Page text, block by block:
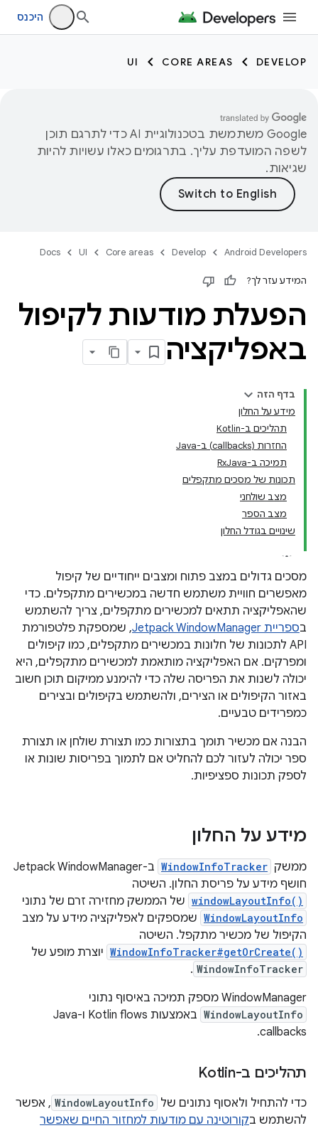
היכנס
DEVELOP
CORE AREAS
UI
‫Google משתמשת בטכנולוגיית AI כדי לתרגם תוכן
לשפה המועדפת עליך. בתרגומים כאלו עשויות להיות
שגיאות.
Android Developers
Develop
Core areas
UI
Docs
המידע עזר לך?
הפעלת מודעות לקיפול
באפליקציה
בדף הזה
מידע על החלון
תהליכים ב-Kotlin
החזרות (callbacks) ב-Java
תמיכה ב-RxJava
תכונות של מסכים מתקפלים
מצב שולחני
מצב הספר
שינויים בגודל החלון
מסכים גדולים במצב פתוח ומצבים ייחודיים של קיפול
מאפשרים חוויית משתמש חדשה במכשירים מתקפלים. כדי
שהאפליקציה תתאים למכשירים מתקפלים, צריך להשתמש
בספריית Jetpack WindowManager
, שמספקת פלטפורמת
API לתכונות של חלונות במכשירים מתקפלים, כמו קיפולים
ומפרקים. אם האפליקציה מותאמת למכשירים מתקפלים, היא
יכולה לשנות את הפריסה שלה כדי להימנע ממיקום תוכן חשוב
באזור הקיפולים או הצירים, ולהשתמש בקיפולים ובצירים
כמפרידים טבעיים.
הבנה אם מכשיר תומך בתצורות כמו תצורת שולחן או תצורת
ספר יכולה לעזור לכם להחליט אם לתמוך בפריסות שונות או
לספק תכונות ספציפיות.
מידע על החלון
ממשק WindowInfoTracker
ב-Jetpack WindowManager
חושף מידע על פריסת החלון. השיטה
windowLayoutInfo() של הממשק מחזירה זרם של נתוני
WindowLayoutInfo שמספקים לאפליקציה מידע על מצב
הקיפול של מכשיר מתקפל. השיטה
WindowInfoTracker#getOrCreate() יוצרת מופע של
WindowInfoTracker
.
‫WindowManager מספק תמיכה באיסוף נתוני
WindowLayoutInfo
באמצעות Kotlin flows ו-Java
callbacks.
תהליכים ב-Kotlin
כדי להתחיל ולאסוף נתונים של WindowLayoutInfo , אפשר
להשתמש בקורוטינה עם מודעות למחזור החיים שאפשר